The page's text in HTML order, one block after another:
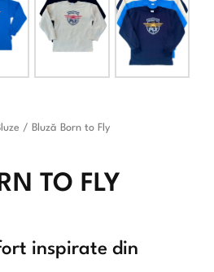
/ Bluză Born to Fly
TO FLY
inspirate din